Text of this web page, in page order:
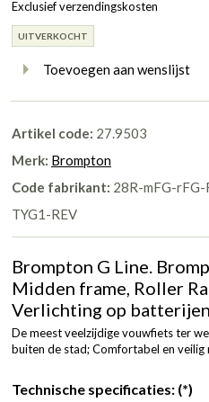
Exclusief verzendingskosten
UITVERKOCHT
Toevoegen aan wenslijst
Artikel code: 27.9503
Merk: Brompton
Code fabrikant: 28R-mFG-
TYG1-REV
Brompton G Line.
Midden frame, Roller
Verlichting op
De meest veelzijdige vouwfiets ter
buiten de stad; Comfortabel en
Technische specificaties: (*)